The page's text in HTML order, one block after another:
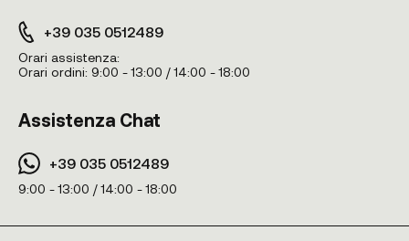
+39 035 0512489
Orari assistenza:
Orari ordini: 9:00 - 13:00 / 14:00 - 18:00
Assistenza Chat
+39 035 0512489
9:00 - 13:00 / 14:00 - 18:00